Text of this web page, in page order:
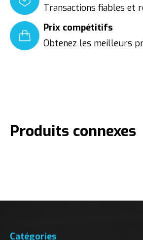
Transactions fiables et
Prix compétitifs
Obtenez les meilleurs
Produits connexes
Catégories